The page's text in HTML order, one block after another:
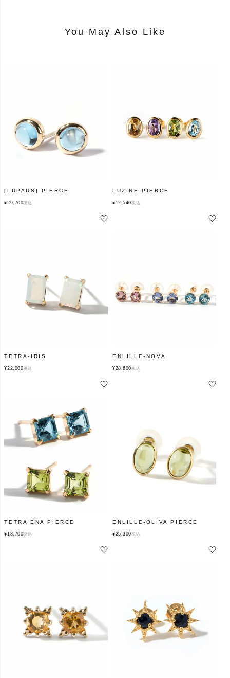
You May Also Like
[LUPAUS] PIERCE
¥29,700税込
LUZINE PIERCE
¥12,540税込
TETRA-IRIS
¥22,000税込
ENLILLE-NOVA
¥28,600税込
TETRA ENA PIERCE
¥18,700税込
ENLILLE-OLIVA PIERCE
¥25,300税込